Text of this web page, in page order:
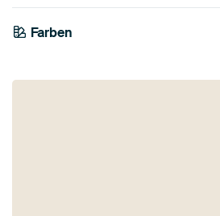
Farben
Orange
Rot
Smaragdgrün